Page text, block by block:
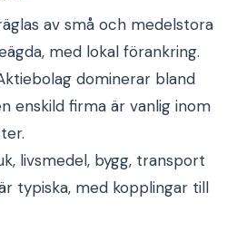
av små och medelstora
med lokal förankring.
dominerar bland
enskild firma är vanlig inom
livsmedel, bygg, transport
typiska, med kopplingar till